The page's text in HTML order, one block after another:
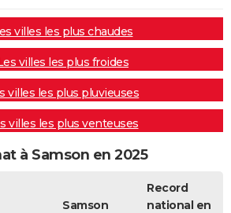
villes les plus chaudes
villes les plus froides
villes les plus pluvieuses
villes les plus venteuses
à Samson en 2025
Samson
Record
national en